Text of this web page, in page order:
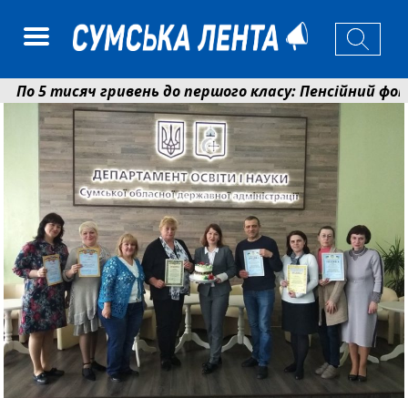
тисяч гривень до першого класу: Пенсійний фонд
у Сумах погодили 115 компенсацій на